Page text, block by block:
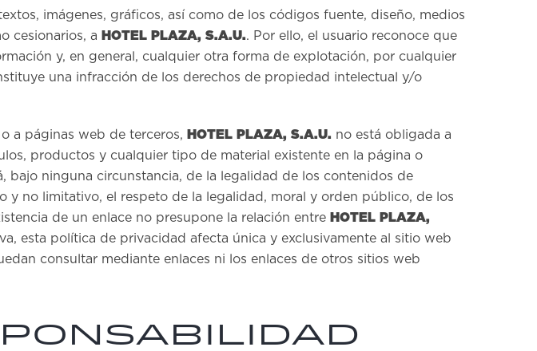
imágenes, gráficos, así como de los códigos fuente, diseño, medios
cesionarios, a HOTEL PLAZA, S.A.U.. Por ello, el usuario reconoce que
y, en general, cualquier otra forma de explotación, por cualquier
una infracción de los derechos de propiedad intelectual y/o
a páginas web de terceros, HOTEL PLAZA, S.A.U. no está obligada a
productos y cualquier tipo de material existente en la página o
bajo ninguna circunstancia, de la legalidad de los contenidos de
y no limitativo, el respeto de la legalidad, moral y orden público, de los
de un enlace no presupone la relación entre HOTEL PLAZA,
esta política de privacidad afecta única y exclusivamente al sitio web
consultar mediante enlaces ni los enlaces de otros sitios web